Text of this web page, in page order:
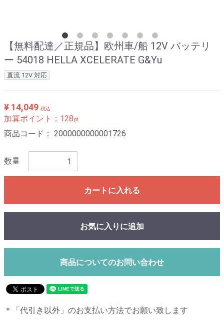
【無料配達／正規品】欧州車/船 12V バッテリ
ー 54018 HELLA XCELERATE G&Yu
直流 12V 対応
¥ 14,049 税込
加算ポイント： 128pt
商品コード： 2000000000001726
数量
カートに入れる
お気に入りに追加
商品についてのお問い合わせ
＊「代引き以外」のお支払い方法でお願い致します